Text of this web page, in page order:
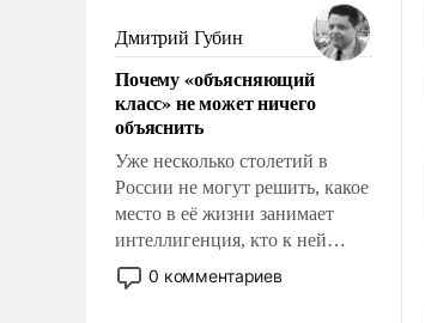
Дмитрий Губин
Почему «объясняющий
класс» не может ничего
объяснить
Уже несколько столетий в
России не могут решить, какое
место в её жизни занимает
интеллигенция, кто к ней
принадлежит, а кого из неё
исключили с правом
0 комментариев